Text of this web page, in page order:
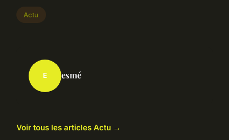
Actu
E esmé
Voir tous les articles Actu →